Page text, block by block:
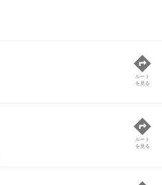
ルート
を見る
ルート
を見る